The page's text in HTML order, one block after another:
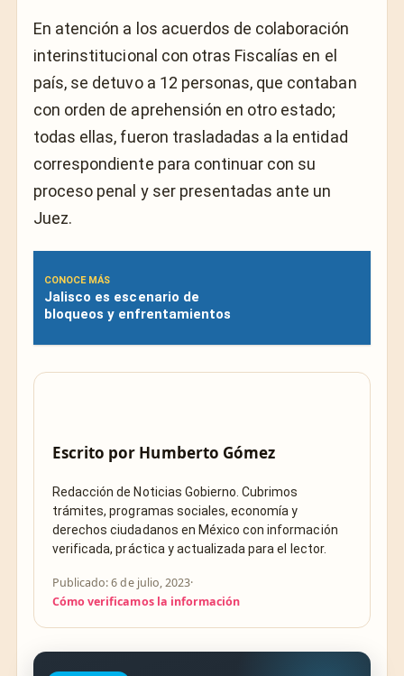
En atención a los acuerdos de colaboración
interinstitucional con otras Fiscalías en el
país, se detuvo a 12 personas, que contaban
con orden de aprehensión en otro estado;
todas ellas, fueron trasladadas a la entidad
correspondiente para continuar con su
proceso penal y ser presentadas ante un
Juez.
CONOCE MÁS
Jalisco es escenario de
bloqueos y enfrentamientos
Escrito por Humberto Gómez
Redacción de Noticias Gobierno. Cubrimos
trámites, programas sociales, economía y
derechos ciudadanos en México con información
verificada, práctica y actualizada para el lector.
Publicado: 6 de julio, 2023·
Cómo verificamos la información